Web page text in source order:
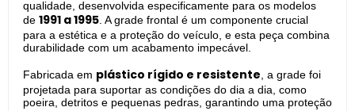
qualidade, desenvolvida especificamente para os modelos
de 1991 a 1995 . A grade frontal é um componente crucial
para a estética e a proteção do veículo, e esta peça combina
durabilidade com um acabamento impecável.
Fabricada em plástico rígido e resistente , a grade foi
projetada para suportar as condições do dia a dia, como
poeira, detritos e pequenas pedras, garantindo uma proteção